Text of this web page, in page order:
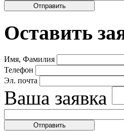
Оставить
Имя, Фамилия
Телефон
Эл. почта
Ваша заявка